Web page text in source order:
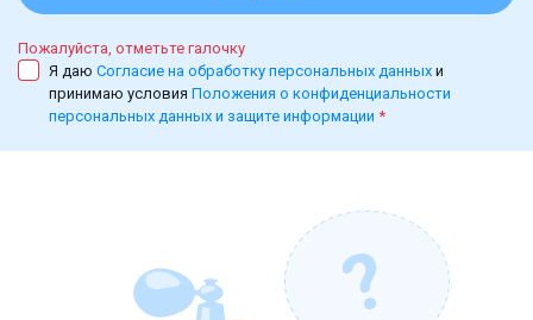
Пожалуйста, отметьте галочку
Я даю Согласие на обработку персональных данных и
принимаю условия Положения о конфиденциальности
персональных данных и защите информации *